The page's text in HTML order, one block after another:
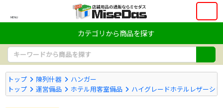
MENU
カテゴリから商品を探す
トップ 陳列什器
ハンガー
トップ
運営備品 ホテル用客室備品 ハイグレードホテルレザーシ